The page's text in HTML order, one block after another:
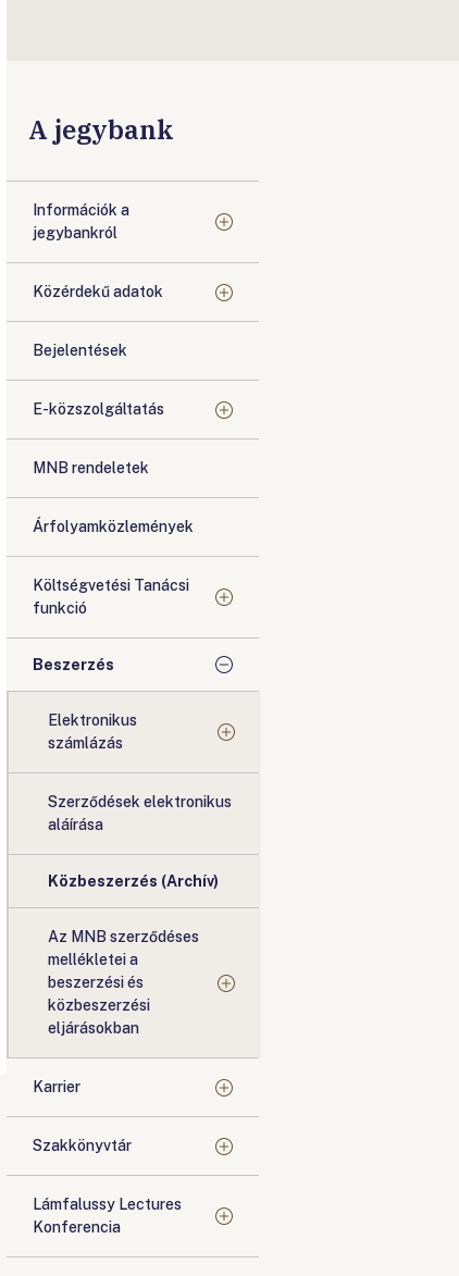
A jegybank
Információk a
jegybankról
Közérdekű adatok
Bejelentések
E-közszolgáltatás
MNB rendeletek
Árfolyamközlemények
Költségvetési Tanácsi
funkció
Beszerzés
Elektronikus
számlázás
Szerződések elektronikus
aláírása
Közbeszerzés (Archív)
Az MNB szerződéses
mellékletei a
beszerzési és
közbeszerzési
eljárásokban
Karrier
Szakkönyvtár
Lámfalussy Lectures
Konferencia